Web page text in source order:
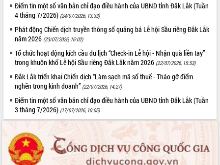
Điểm tin một số văn bản chỉ đạo điều hành của UBND tỉnh Đắk Lắk (Tuần
4 tháng 7/2026) (24/07/2026, 13:33)
Phát động Chiến dịch truyền thông số quảng bá Lễ hội Sầu riêng Đắk Lắk
năm 2026 (23/07/2026, 16:02)
Tổ chức hoạt động kích cầu du lịch “Check-in Lễ hội - Nhận quà liền tay”
trong khuôn khổ Lễ hội Sầu riêng Đắk Lắk năm 2026 (22/07/2026, 15:53)
Đắk Lắk triển khai Chiến dịch “Làm sạch mã số thuế - Tháo gỡ điểm
nghẽn trong kinh doanh” (22/07/2026, 14:27)
Điểm tin một số văn bản chỉ đạo điều hành của UBND tỉnh Đắk Lắk (Tuần
3 tháng 7/2026) (17/07/2026, 10:05)